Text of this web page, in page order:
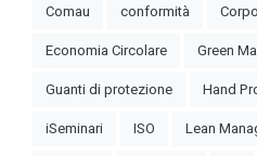
Comau conformità
Economia Circolare
Green
Guanti di protezione
Hand
iSeminari
ISO Lean